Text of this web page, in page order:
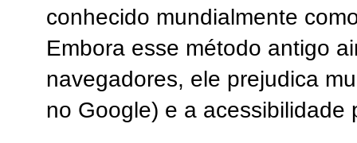
conhecido mundialmente
Embora esse método antigo
navegadores, ele prejudica
no Google) e a acessibilidade